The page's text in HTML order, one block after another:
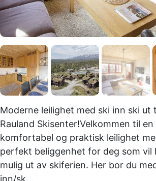
Moderne leilighet med ski inn ski ut
Rauland Skisenter!Velkommen til en
komfortabel og praktisk leilighet
perfekt beliggenhet for deg som vil
mulig ut av skiferien. Her bor du
inn/sk...